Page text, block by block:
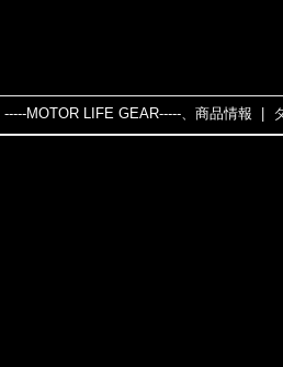
-----MOTOR LIFE GEAR-----、 商品情報